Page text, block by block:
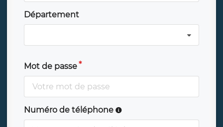
Département
Mot de passe
Numéro de téléphone